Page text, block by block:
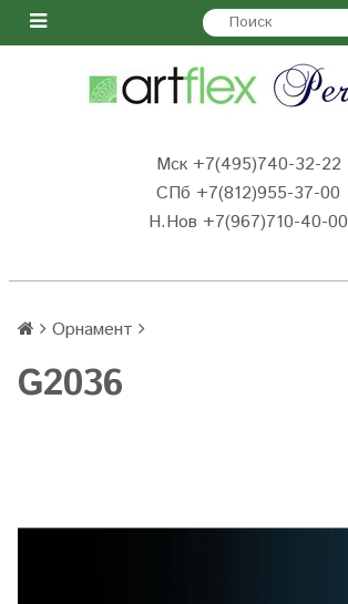
Мск +7(495)740-32-22
СПб +7(812)955-37-00
Н.Нов +7(967)710-40-00
Орнамент
G2036